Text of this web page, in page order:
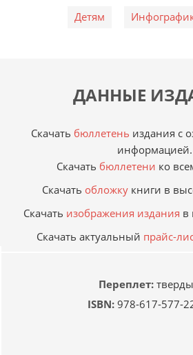
Детям
ДАННЫЕ
Скачать бюллетень издания с
информацией.
Скачать бюллетени ко
Скачать обложкукниги в
Скачать изображения издания в
Скачать актуальный прайс-
Переплет:
ISBN:978-617-577-